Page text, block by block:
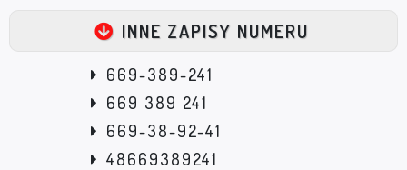
INNE ZAPISY NUMERU
669-389-241
669 389 241
669-38-92-41
48669389241